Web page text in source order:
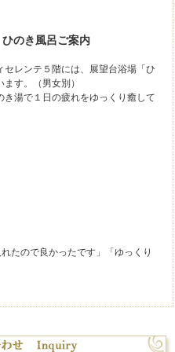
のき風呂ご案内
セレンテ５階には、展望台浴場「ひ
す。（男女別）
き湯で１日の疲れをゆっくり癒して
たので良かったです」「ゆっくり